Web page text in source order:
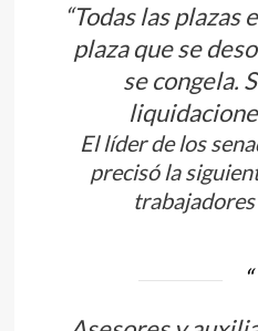
“Todas las plazas
plaza que se
se congela.
El líder de los
precisó la